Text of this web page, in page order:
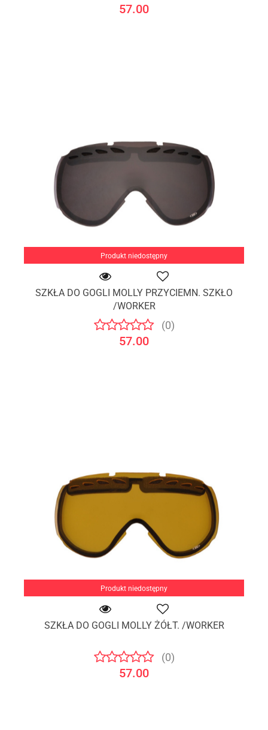
57.00
Produkt niedostępny
SZKŁA DO GOGLI MOLLY PRZYCIEMN. SZKŁO
/WORKER
(0)
57.00
Produkt niedostępny
SZKŁA DO GOGLI MOLLY ŻÓŁT. /WORKER
(0)
57.00